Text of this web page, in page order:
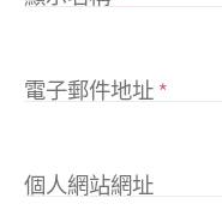
電子郵件地址 *
個人網站網址